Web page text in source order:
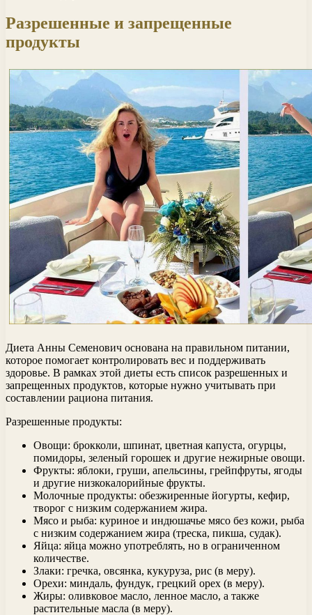
Разрешенные и запрещенные
продукты
Диета Анны Семенович основана на правильном питании,
которое помогает контролировать вес и поддерживать
здоровье. В рамках этой диеты есть список разрешенных и
запрещенных продуктов, которые нужно учитывать при
составлении рациона питания.
Разрешенные продукты:
Овощи: брокколи, шпинат, цветная капуста, огурцы,
помидоры, зеленый горошек и другие нежирные овощи.
Фрукты: яблоки, груши, апельсины, грейпфруты, ягоды
и другие низкокалорийные фрукты.
Молочные продукты: обезжиренные йогурты, кефир,
творог с низким содержанием жира.
Мясо и рыба: куриное и индюшачье мясо без кожи, рыба
с низким содержанием жира (треска, пикша, судак).
Яйца: яйца можно употреблять, но в ограниченном
количестве.
Злаки: гречка, овсянка, кукуруза, рис (в меру).
Орехи: миндаль, фундук, грецкий орех (в меру).
Жиры: оливковое масло, ленное масло, а также
растительные масла (в меру).